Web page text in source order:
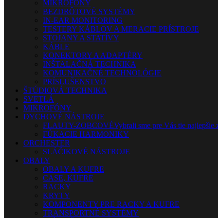
MIKROFÓNY
BEZDRÔTOVÉ SYSTÉMY
IN-EAR MONITORING
TESTERY KÁBLOV A MERACIE PRÍSTROJE
STOJANY A STATÍVY
KÁBLE
KONEKTORY A ADAPTÉRY
INŠTALAČNÁ TECHNIKA
KOMUNIKAČNÉ TECHNOLÓGIE
PRÍSLUŠENSTVO
ŠTÚDIOVÁ TECHNIKA
SVETLÁ
MIKROFÓNY
DYCHOVÉ NÁSTROJE
FLAUTY-ZOBCOVÉVybrali sme pre Vás tie
FÚKACIE HARMONIKY
ORCHESTER
SLÁČIKOVÉ NÁSTROJE
OBALY
OBALY A KUFRE
CASE, KUFRE
RACKY
KRYTY
KOMPONENTY PRE RACKY A KUFRE
TRANSPORTNÉ SYSTÉMY